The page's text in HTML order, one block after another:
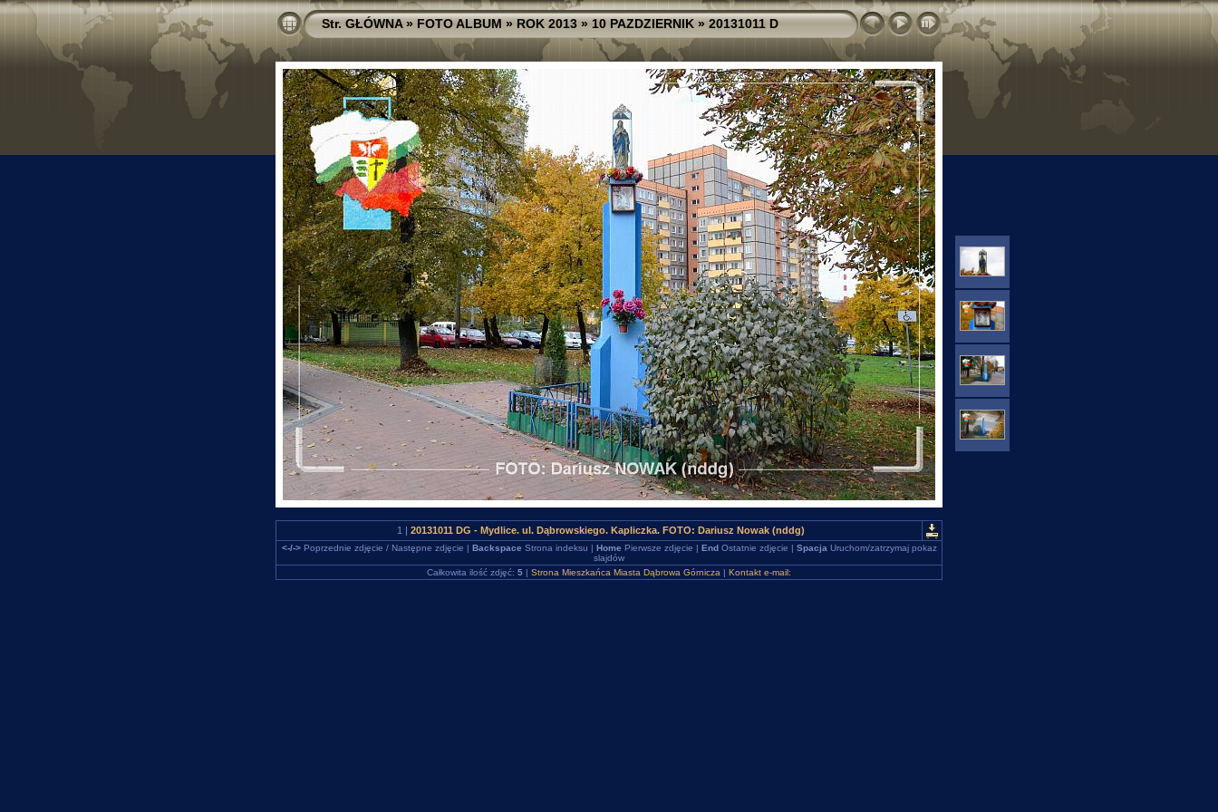
Str. GŁÓWNA»FOTO ALBUM»ROK 2013»10 PAZDZIERNIK»20131011 D
1 | 20131011 DG - Mydlice. ul. Dąbrowskiego. Kapliczka. FOTO: Dariusz Nowak (nddg)
<-/->Poprzednie zdjęcie / Następne zdjęcie | Backspace Strona indeksu | Home Pierwsze zdjęcie | EndOstatnie zdjęcie | Spacja Uruchom/zatrzymaj pokaz
slajdów
Całkowita ilość zdjęć: 5 | Strona Mieszkańca Miasta Dąbrowa Górnicza | Kontakt e-mail: